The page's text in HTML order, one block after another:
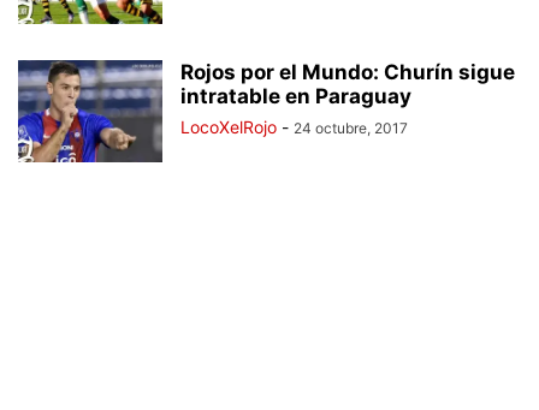
Rojos por el Mundo: Churín sigue
intratable en Paraguay
LocoXelRojo - 24 octubre, 2017